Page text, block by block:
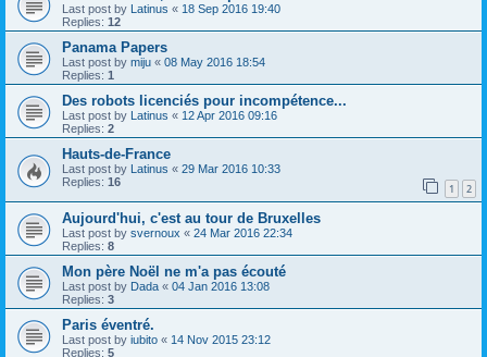
Last post by Latinus « 18 Sep 2016 19:40
Replies: 12
Panama Papers
Last post by miju « 08 May 2016 18:54
Replies: 1
Des robots licenciés pour incompétence...
Last post by Latinus « 12 Apr 2016 09:16
Replies: 2
Hauts-de-France
Last post by Latinus « 29 Mar 2016 10:33
Replies: 16 1 2
Aujourd'hui, c'est au tour de Bruxelles
Last post by svernoux « 24 Mar 2016 22:34
Replies: 8
Mon père Noël ne m'a pas écouté
Last post by Dada « 04 Jan 2016 13:08
Replies: 3
Paris éventré.
Last post by iubito « 14 Nov 2015 23:12
Replies: 5